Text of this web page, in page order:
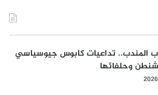
المندب.. تداعيات كابوس جيوسياسي
وحلفائها